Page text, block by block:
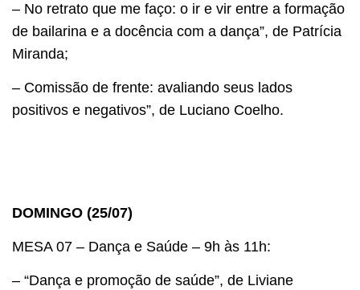
– No retrato que me faço: o ir e vir entre a formação
de bailarina e a docência com a dança”, de Patrícia
Miranda;
– Comissão de frente: avaliando seus lados
positivos e negativos”, de Luciano Coelho.
DOMINGO (25/07)
MESA 07 – Dança e Saúde – 9h às 11h:
– “Dança e promoção de saúde”, de Liviane